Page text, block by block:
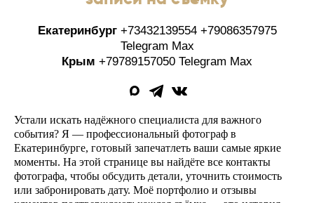
Екатеринбург +73432139554 +79086357975
Telegram Max
Крым +79789157050 Telegram Max
Устали искать надёжного специалиста для важного
события? Я — профессиональный фотограф в
Екатеринбурге, готовый запечатлеть ваши самые яркие
моменты. На этой странице вы найдёте все контакты
фотографа, чтобы обсудить детали, уточнить стоимость
или забронировать дату. Моё портфолио и отзывы